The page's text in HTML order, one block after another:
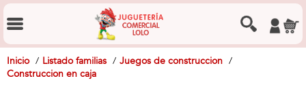
Inicio Listado familias
Juegos de construccion
Construccion en caja